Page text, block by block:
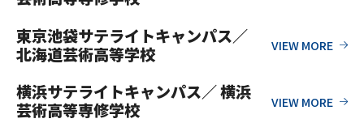
東京池袋サテライトキャンパス／
北海道芸術高等学校
横浜サテライトキャンパス／ 横浜
芸術高等専修学校